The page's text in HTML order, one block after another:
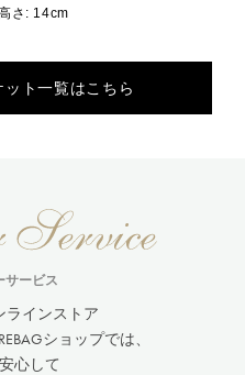
さ: 14cm
ット一覧はこちら
サービス
ラインストア
ショップでは、
心して